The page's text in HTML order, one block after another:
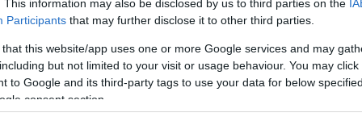
This information may also be disclosed by us to third parties on the
Participants that may further disclose it to other third parties.
that this website/app uses one or more Google services and may
but not limited to your visit or usage behaviour. You may
to Google and its third-party tags to use your data for below
consent section.
ευρώ του προηγούμενου έτους. Η αύξηση στο
καταβάλλεται το επίδομα άδειας στους
με την ισχύουσα νομοθεσία, το επίδομα άδειας